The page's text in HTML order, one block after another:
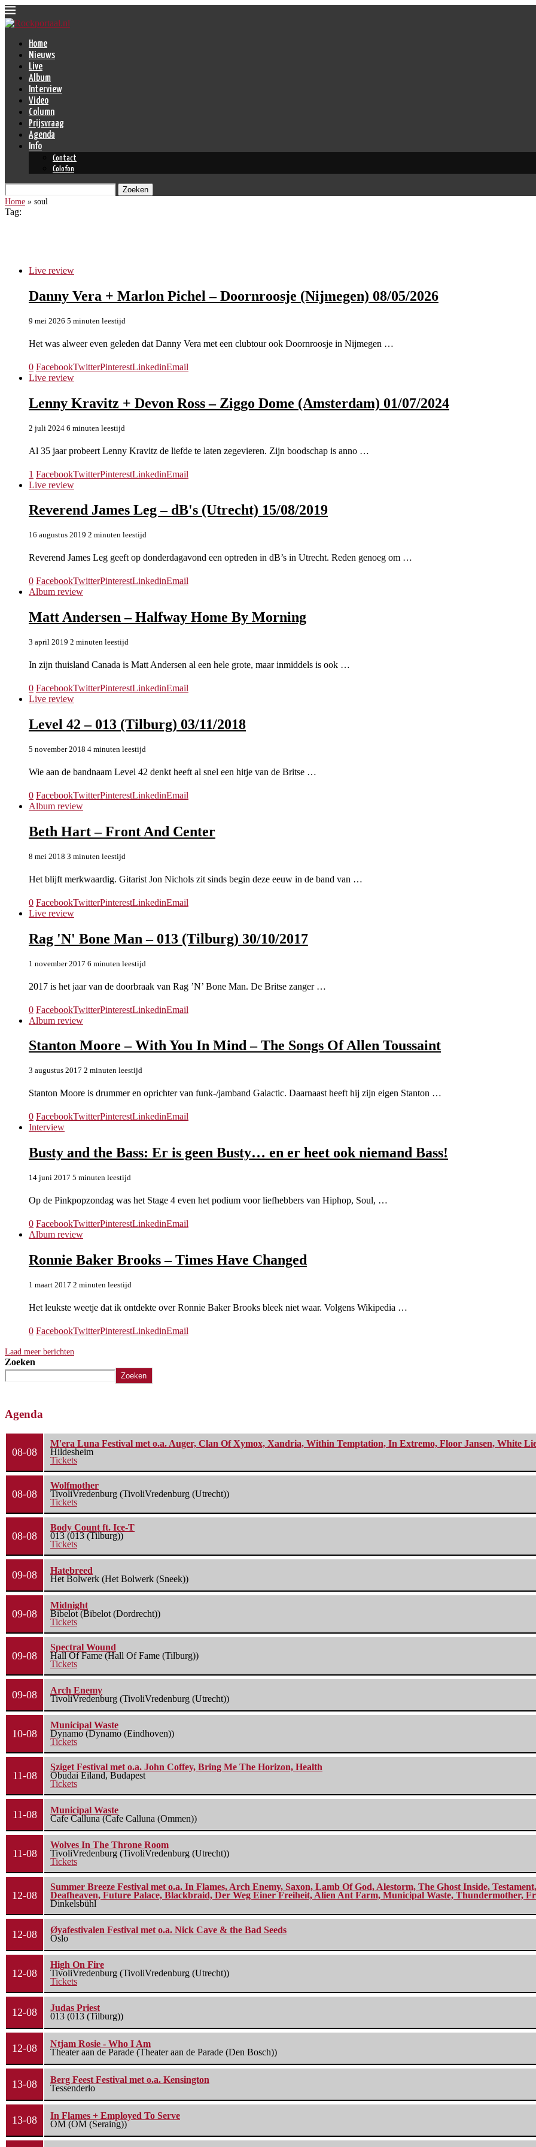
Home
Nieuws
Live
Album
Interview
Video
Column
Prijsvraag
Agenda
Info
Contact
Colofon
Zoeken
Home » soul
Tag:
Live review
Danny Vera + Marlon Pichel – Doornroosje (Nijmegen) 08/05/2026
9 mei 2026 5 minuten leestijd
Het was alweer even geleden dat Danny Vera met een clubtour ook Doornroosje in Nijmegen …
0 FacebookTwitterPinterestLinkedinEmail
Live review
Lenny Kravitz + Devon Ross – Ziggo Dome (Amsterdam) 01/07/2024
2 juli 2024 6 minuten leestijd
Al 35 jaar probeert Lenny Kravitz de liefde te laten zegevieren. Zijn boodschap is anno …
1 FacebookTwitterPinterestLinkedinEmail
Live review
Reverend James Leg – dB's (Utrecht) 15/08/2019
16 augustus 2019 2 minuten leestijd
Reverend James Leg geeft op donderdagavond een optreden in dB’s in Utrecht. Reden genoeg om …
0 FacebookTwitterPinterestLinkedinEmail
Album review
Matt Andersen – Halfway Home By Morning
3 april 2019 2 minuten leestijd
In zijn thuisland Canada is Matt Andersen al een hele grote, maar inmiddels is ook …
0 FacebookTwitterPinterestLinkedinEmail
Live review
Level 42 – 013 (Tilburg) 03/11/2018
5 november 2018 4 minuten leestijd
Wie aan de bandnaam Level 42 denkt heeft al snel een hitje van de Britse …
0 FacebookTwitterPinterestLinkedinEmail
Album review
Beth Hart – Front And Center
8 mei 2018 3 minuten leestijd
Het blijft merkwaardig. Gitarist Jon Nichols zit sinds begin deze eeuw in de band van …
0 FacebookTwitterPinterestLinkedinEmail
Live review
Rag 'N' Bone Man – 013 (Tilburg) 30/10/2017
1 november 2017 6 minuten leestijd
2017 is het jaar van de doorbraak van Rag ’N’ Bone Man. De Britse zanger …
0 FacebookTwitterPinterestLinkedinEmail
Album review
Stanton Moore – With You In Mind – The Songs Of Allen Toussaint
3 augustus 2017 2 minuten leestijd
Stanton Moore is drummer en oprichter van funk-/jamband Galactic. Daarnaast heeft hij zijn eigen Stanton …
0 FacebookTwitterPinterestLinkedinEmail
Interview
Busty and the Bass: Er is geen Busty… en er heet ook niemand Bass!
14 juni 2017 5 minuten leestijd
Op de Pinkpopzondag was het Stage 4 even het podium voor liefhebbers van Hiphop, Soul, …
0 FacebookTwitterPinterestLinkedinEmail
Album review
Ronnie Baker Brooks – Times Have Changed
1 maart 2017 2 minuten leestijd
Het leukste weetje dat ik ontdekte over Ronnie Baker Brooks bleek niet waar. Volgens Wikipedia …
0 FacebookTwitterPinterestLinkedinEmail
Laad meer berichten
Zoeken
Zoeken
Agenda
08-08
M'era Luna Festival met o.a. Auger, Clan Of Xymox, Xandria, Within Temptation, In Extremo, Floor Jansen, White
Hildesheim
Tickets
08-08
Wolfmother
TivoliVredenburg (TivoliVredenburg (Utrecht))
Tickets
08-08
Body Count ft. Ice-T
013 (013 (Tilburg))
Tickets
09-08
Hatebreed
Het Bolwerk (Het Bolwerk (Sneek))
09-08
Midnight
Bibelot (Bibelot (Dordrecht))
Tickets
09-08
Spectral Wound
Hall Of Fame (Hall Of Fame (Tilburg))
Tickets
09-08
Arch Enemy
TivoliVredenburg (TivoliVredenburg (Utrecht))
10-08
Municipal Waste
Dynamo (Dynamo (Eindhoven))
Tickets
11-08
Sziget Festival met o.a. John Coffey, Bring Me The Horizon, Health
Óbudai Eiland, Budapest
Tickets
11-08
Municipal Waste
Cafe Calluna (Cafe Calluna (Ommen))
11-08
Wolves In The Throne Room
TivoliVredenburg (TivoliVredenburg (Utrecht))
Tickets
12-08
Summer Breeze Festival met o.a. In Flames, Arch Enemy, Saxon, Lamb Of God, Alestorm, The Ghost Inside,
Deafheaven, Future Palace, Blackbraid, Der Weg Einer Freiheit, Alien Ant Farm, Municipal Waste, Thundermother,
Dinkelsbühl
12-08
Øyafestivalen Festival met o.a. Nick Cave & the Bad Seeds
Oslo
12-08
High On Fire
TivoliVredenburg (TivoliVredenburg (Utrecht))
Tickets
12-08
Judas Priest
013 (013 (Tilburg))
12-08
Ntjam Rosie - Who I Am
Theater aan de Parade (Theater aan de Parade (Den Bosch))
13-08
Berg Feest Festival met o.a. Kensington
Tessenderlo
13-08
In Flames + Employed To Serve
OM (OM (Seraing))